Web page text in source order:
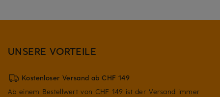
UNSERE VORTEILE
Kostenloser Versand ab CHF 149
Ab einem Bestellwert von CHF 149 ist der Versand immer